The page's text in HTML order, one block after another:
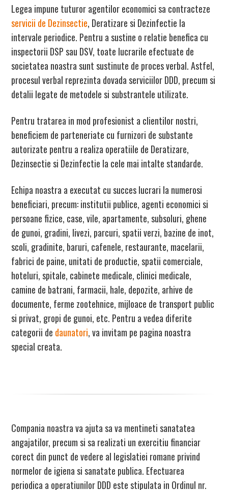
Legea impune tuturoragentilor economicisa contracteze
servicii de Dezinsectie, Deratizare si Dezinfectie la
intervale periodice. Pentru a sustine o relatie benefica cu
inspectorii DSP sau DSV, toate lucrarile efectuate de
societatea noastra sunt sustinute de proces verbal. Astfel,
procesul verbal reprezinta dovada serviciilor DDD, precum si
detalii legate de metodele si substrantele utilizate.
Pentru tratarea in mod profesionist a clientilor nostri,
beneficiem de parteneriate cu furnizori de substante
autorizate pentru a realiza operatiile de Deratizare,
Dezinsectie si Dezinfectie la cele mai intalte standarde.
Echipa noastra a executat cu succes lucrari la numerosi
beneficiari, precum: institutii publice, agenti economici si
persoane fizice, case, vile, apartamente, subsoluri, ghene
de gunoi, gradini, livezi, parcuri, spatii verzi, bazine de inot,
scoli, gradinite, baruri, cafenele, restaurante, macelarii,
fabrici de paine, unitati de productie, spatii comerciale,
hoteluri, spitale, cabinete medicale, clinici medicale,
camine de batrani, farmacii, hale, depozite, arhive de
documente, ferme zootehnice, mijloace de transport public
si privat, gropi de gunoi, etc. Pentru a vedea diferite
categorii de daunatori, va invitam pe pagina noastra
special creata.
Compania noastra va ajuta sa va mentineti sanatatea
angajatilor, precum si sa realizati un exercitiu financiar
corect din punct de vedere al legislatiei romane privind
normelor de igiena si sanatate publica. Efectuarea
periodica a operatiunilor DDD este stipulata in Ordinul nr.